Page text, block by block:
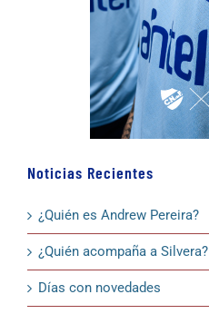
Noticias Recientes
¿Quién es Andrew Pereira?
¿Quién acompaña a Silvera?
Días con novedades